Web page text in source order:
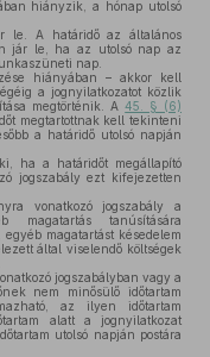
hiányzik, a hónap utolsó
le. A határidő az általános
jár le, ha az utolsó nap az
nap.
hiányában – akkor kell
a jognyilatkozatot közlik
megtörténik. A45. § (6)
megtartottnak kell tekinteni
a határidő utolsó napján
ha a határidőt megállapító
jogszabály ezt kifejezetten
vonatkozó jogszabály a
magatartás tanúsítására
magatartást késedelem
által viselendő költségek
jogszabályban vagy a
nem minősülő időtartam
az ilyen időtartam
alatt a jognyilatkozat
utolsó napján postára